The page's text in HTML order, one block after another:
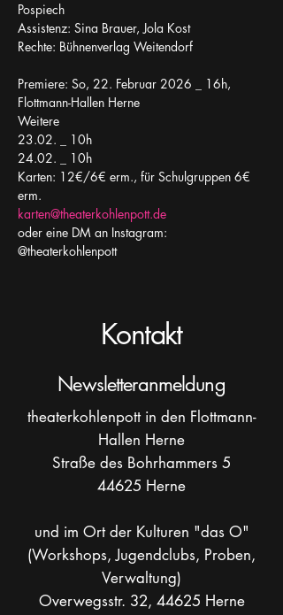
Pospiech
Assistenz: Sina Brauer, Jola Kost
Rechte: Bühnenverlag Weitendorf
Premiere: So, 22. Februar 2026 _ 16h,
Flottmann-Hallen Herne
Weitere
23.02. _ 10h
24.02. _ 10h
Karten: 12€/6€ erm., für Schulgruppen 6€
erm.
karten@theaterkohlenpott.de
oder eine DM an Instagram:
@theaterkohlenpott
Kontakt
Newsletteranmeldung
theaterkohlenpott in den Flottmann-
Hallen Herne
Straße des Bohrhammers 5
44625 Herne
und im Ort der Kulturen "das O"
(Workshops, Jugendclubs, Proben,
Verwaltung)
Overwegsstr. 32, 44625 Herne